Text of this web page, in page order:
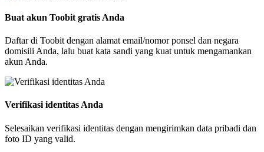
Buat akun Toobit gratis Anda
Daftar di Toobit dengan alamat email/nomor ponsel dan negara
domisili Anda, lalu buat kata sandi yang kuat untuk mengamankan
akun Anda.
Verifikasi identitas Anda
Selesaikan verifikasi identitas dengan mengirimkan data pribadi dan
foto ID yang valid.